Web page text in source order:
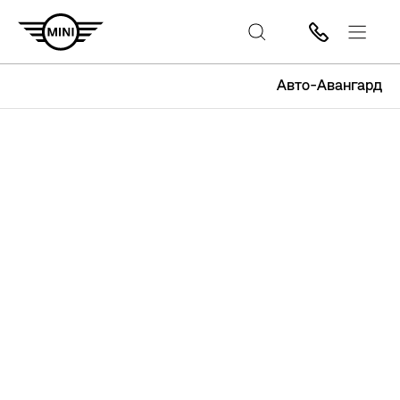
Авто-Авангард